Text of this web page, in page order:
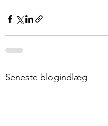
Seneste blogindlæg